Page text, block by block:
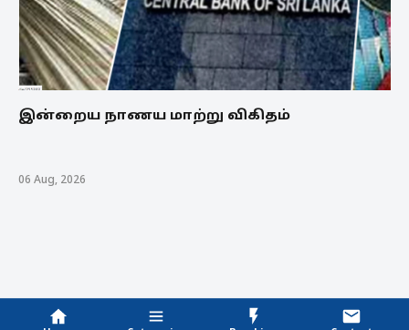
இன்றைய நாணய மாற்று விகிதம்
06 Aug, 2026